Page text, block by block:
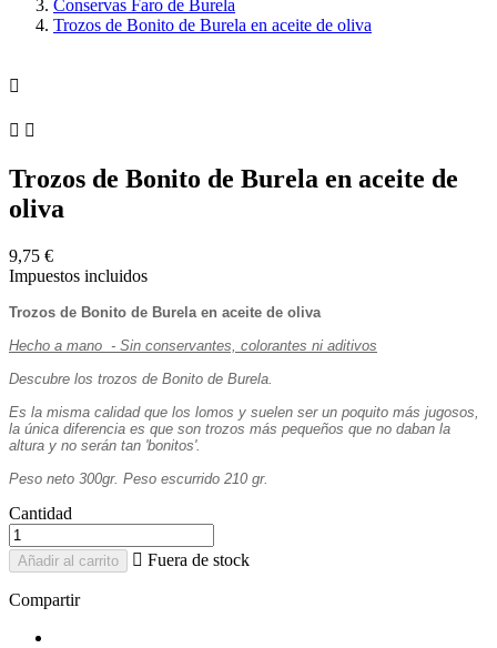
Conservas Faro de Burela
Trozos de Bonito de Burela en aceite de oliva

 
Trozos de Bonito de Burela en aceite de
oliva
9,75 €
Impuestos incluidos
Trozos de Bonito de Burela en aceite de oliva
Hecho a mano - Sin conservantes, colorantes ni aditivos
Descubre los trozos de Bonito de Burela.
Es la misma calidad que los lomos y suelen ser un poquito más jugosos,
la única diferencia es que son trozos más pequeños que no daban la
altura y no serán tan 'bonitos'.
Peso neto 300gr. Peso escurrido 210 gr.
Cantidad
Añadir al carrito  Fuera de stock
Compartir